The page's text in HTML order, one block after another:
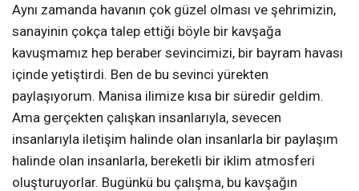
Aynı zamanda havanın çok güzel olması ve şehrimizin,
sanayinin çokça talep ettiği böyle bir kavşağa
kavuşmamız hep beraber sevincimizi, bir bayram havası
içinde yetiştirdi. Ben de bu sevinci yürekten
paylaşıyorum. Manisa ilimize kısa bir süredir geldim.
Ama gerçekten çalışkan insanlarıyla, sevecen
insanlarıyla iletişim halinde olan insanlarla bir paylaşım
halinde olan insanlarla, bereketli bir iklim atmosferi
oluşturuyorlar. Bugünkü bu çalışma, bu kavşağın